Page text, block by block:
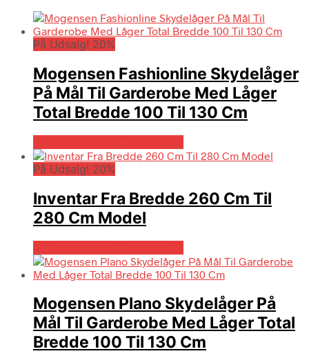
På Udsalg! 20%
Mogensen Fashionline Skydelåger
På Mål Til Garderobe Med Låger
Total Bredde 100 Til 130 Cm
På Udsalg! 20%
Inventar Fra Bredde 260 Cm Til
280 Cm Model
Mogensen Plano Skydelåger På
Mål Til Garderobe Med Låger Total
Bredde 100 Til 130 Cm